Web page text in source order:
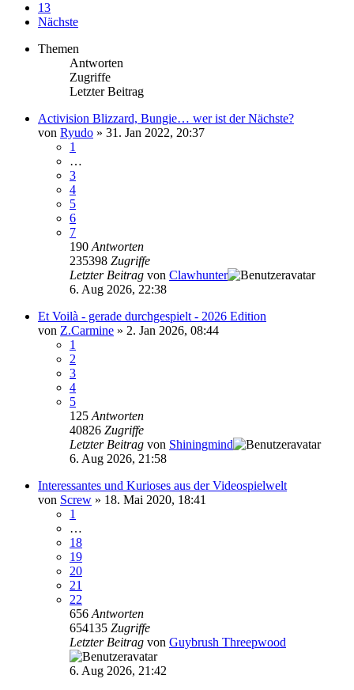
13
Nächste
Themen
Antworten
Zugriffe
Letzter Beitrag
Activision Blizzard, Bungie… wer ist der Nächste?
von Ryudo » 31. Jan 2022, 20:37
1
…
3
4
5
6
7
190 Antworten
235398 Zugriffe
Letzter Beitrag von Clawhunter
6. Aug 2026, 22:38
Et Voilà - gerade durchgespielt - 2026 Edition
von Z.Carmine » 2. Jan 2026, 08:44
1
2
3
4
5
125 Antworten
40826 Zugriffe
Letzter Beitrag von Shiningmind
6. Aug 2026, 21:58
Interessantes und Kurioses aus der Videospielwelt
von Screw » 18. Mai 2020, 18:41
1
…
18
19
20
21
22
656 Antworten
654135 Zugriffe
Letzter Beitrag von Guybrush Threepwood
6. Aug 2026, 21:42